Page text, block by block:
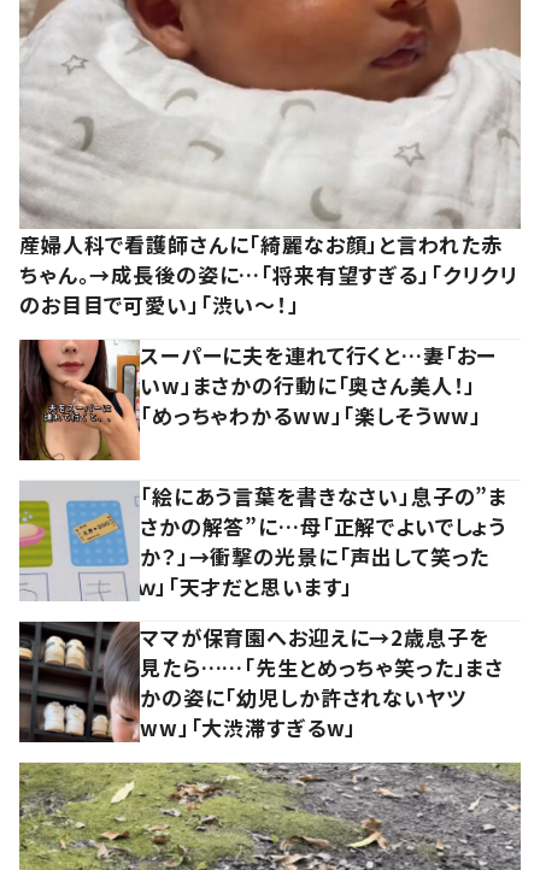
産婦人科で看護師さんに「綺麗なお顔」と言われた赤
ちゃん。→成長後の姿に…「将来有望すぎる」「クリクリ
のお目目で可愛い」「渋い～！」
スーパーに夫を連れて行くと…妻「おー
いw」まさかの行動に「奥さん美人！」
「めっちゃわかるww」「楽しそうww」
「絵にあう言葉を書きなさい」息子の”ま
さかの解答”に…母「正解でよいでしょう
か？」→衝撃の光景に「声出して笑った
ｗ」「天才だと思います」
ママが保育園へお迎えに→2歳息子を
見たら……「先生とめっちゃ笑った」まさ
かの姿に「幼児しか許されないヤツ
ww」「大渋滞すぎるw」